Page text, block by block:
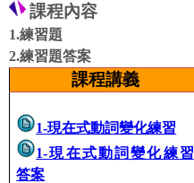
課程內容
1.練習題
2.練習題答案
課程講義
1-現在式動詞變化練習
1-現在式動詞變化練習
答案